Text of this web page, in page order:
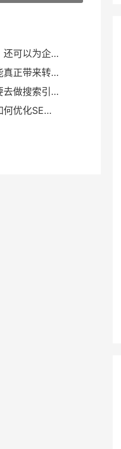
百度SEO优化帮企业拓宽销售渠道，还可以为企业引流
SEO的目标不仅仅是流量，而且是能真正带来转化的搜索流量
SEO优化能做什么？企业为什么都要去做搜索引擎优化？
如何挖掘关键词？怎么写好创意？如何优化SEM账号？